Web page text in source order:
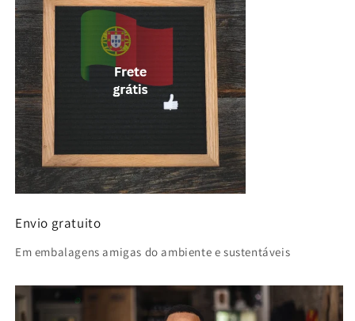
Envio gratuito
Em embalagens amigas do ambiente e sustentáveis